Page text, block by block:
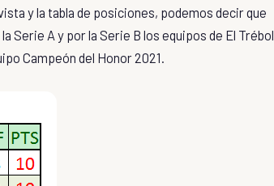
y la tabla de posiciones, podemos decir que
Serie A y por la Serie B los equipos de El Trébol
Campeón del Honor 2021.